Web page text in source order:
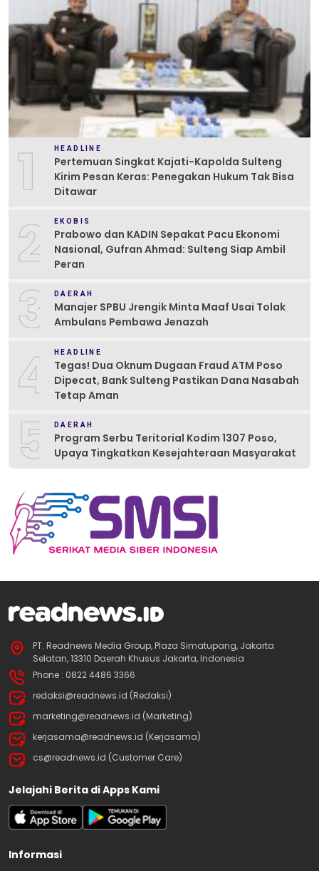
1 HEADLINE
Pertemuan Singkat Kajati-Kapolda Sulteng
Kirim Pesan Keras: Penegakan Hukum Tak Bisa
Ditawar
2 EKOBIS
Prabowo dan KADIN Sepakat Pacu Ekonomi
Nasional, Gufran Ahmad: Sulteng Siap Ambil
Peran
3 DAERAH
Manajer SPBU Jrengik Minta Maaf Usai Tolak
Ambulans Pembawa Jenazah
4 HEADLINE
Tegas! Dua Oknum Dugaan Fraud ATM Poso
Dipecat, Bank Sulteng Pastikan Dana Nasabah
Tetap Aman
5 DAERAH
Program Serbu Teritorial Kodim 1307 Poso,
Upaya Tingkatkan Kesejahteraan Masyarakat
PT. Readnews Media Group, Plaza Simatupang, Jakarta
Selatan, 13310 Daerah Khusus Jakarta, Indonesia
Phone : 0822 4486 3366
redaksi@readnews.id (Redaksi)
marketing@readnews.id (Marketing)
kerjasama@readnews.id (Kerjasama)
cs@readnews.id (Customer Care)
Jelajahi Berita di Apps Kami
Informasi